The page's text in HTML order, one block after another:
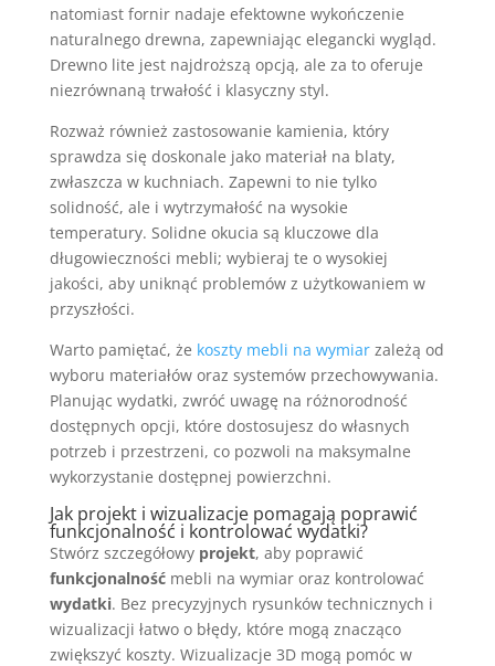
natomiast fornir nadaje efektowne wykończenie
naturalnego drewna, zapewniając elegancki wygląd.
Drewno lite jest najdroższą opcją, ale za to oferuje
niezrównaną trwałość i klasyczny styl.
Rozważ również zastosowanie kamienia, który
sprawdza się doskonale jako materiał na blaty,
zwłaszcza w kuchniach. Zapewni to nie tylko
solidność, ale i wytrzymałość na wysokie
temperatury. Solidne okucia są kluczowe dla
długowieczności mebli; wybieraj te o wysokiej
jakości, aby uniknąć problemów z użytkowaniem w
przyszłości.
Warto pamiętać, że koszty mebli na wymiarzależą od
wyboru materiałów oraz systemów przechowywania.
Planując wydatki, zwróć uwagę na różnorodność
dostępnych opcji, które dostosujesz do własnych
potrzeb i przestrzeni, co pozwoli na maksymalne
wykorzystanie dostępnej powierzchni.
Jak projekt i wizualizacje pomagają poprawić
funkcjonalność i kontrolować wydatki?
Stwórz szczegółowyprojekt, aby poprawić
funkcjonalnośćmebli na wymiar oraz kontrolować
wydatki. Bez precyzyjnych rysunków technicznych i
wizualizacji łatwo o błędy, które mogą znacząco
zwiększyć koszty. Wizualizacje 3D mogą pomóc w